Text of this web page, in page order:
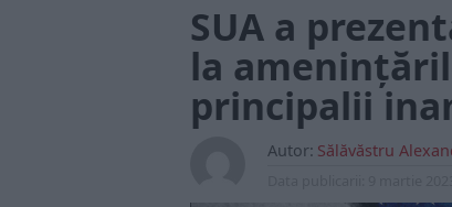
SUA a
la
principalii
Autor: Sălăvăstru